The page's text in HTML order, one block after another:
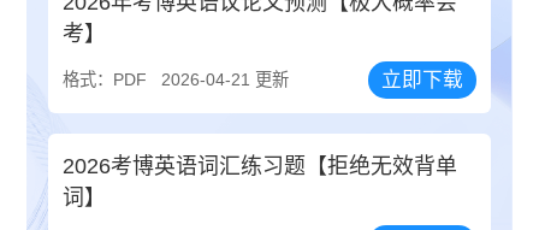
考】
格式：PDF 2026-04-21 更新 立即下载
2026考博英语词汇练习题【拒绝无效背单
词】